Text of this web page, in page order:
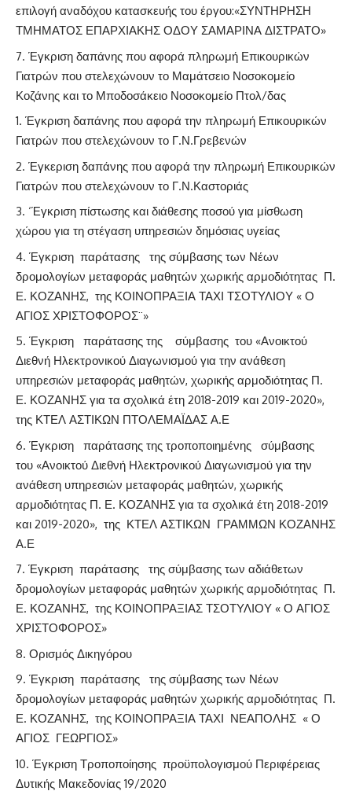
επιλογή αναδόχου κατασκευής του έργου:«ΣΥΝΤΗΡΗΣΗ
ΤΜΗΜΑΤΟΣ ΕΠΑΡΧΙΑΚΗΣ ΟΔΟΥ ΣΑΜΑΡΙΝΑ ΔΙΣΤΡΑΤΟ»
Έγκριση δαπάνης που αφορά πληρωμή Επικουρικών
Γιατρών που στελεχώνουν το Μαμάτσειο Νοσοκομείο
Κοζάνης και το Μποδοσάκειο Νοσοκομείο Πτολ/δας
Έγκριση δαπάνης που αφορά την πληρωμή Επικουρικών
Γιατρών που στελεχώνουν το Γ.Ν.Γρεβενών
Έγκεριση δαπάνης που αφορά την πληρωμή Επικουρικών
Γιατρών που στελεχώνουν το Γ.Ν.Καστοριάς
‘Έγκριση πίστωσης και διάθεσης ποσού για μίσθωση
χώρου για τη στέγαση υπηρεσιών δημόσιας υγείας
Έγκριση παράτασης της σύμβασης των Νέων
δρομολογίων μεταφοράς μαθητών χωρικής αρμοδιότητας Π.
Ε. ΚΟΖΑΝΗΣ, της ΚΟΙΝΟΠΡΑΞΙΑ ΤΑΧΙ ΤΣΟΤΥΛΙΟΥ « Ο
ΑΓΙΟΣ ΧΡΙΣΤΟΦΟΡΟΣ¨»
Έγκριση παράτασης της σύμβασης του «Ανοικτού
Διεθνή Ηλεκτρονικού Διαγωνισμού για την ανάθεση
υπηρεσιών μεταφοράς μαθητών, χωρικής αρμοδιότητας Π.
Ε. ΚΟΖΑΝΗΣ για τα σχολικά έτη 2018-2019 και 2019-2020»,
της ΚΤΕΛ ΑΣΤΙΚΩΝ ΠΤΟΛΕΜΑΪΔΑΣ Α.Ε
Έγκριση παράτασης της τροποποιημένης σύμβασης
του «Ανοικτού Διεθνή Ηλεκτρονικού Διαγωνισμού για την
ανάθεση υπηρεσιών μεταφοράς μαθητών, χωρικής
αρμοδιότητας Π. Ε. ΚΟΖΑΝΗΣ για τα σχολικά έτη 2018-2019
και 2019-2020», της ΚΤΕΛ ΑΣΤΙΚΩΝ ΓΡΑΜΜΩΝ ΚΟΖΑΝΗΣ
Α.Ε
Έγκριση παράτασης της σύμβασης των αδιάθετων
δρομολογίων μεταφοράς μαθητών χωρικής αρμοδιότητας Π.
Ε. ΚΟΖΑΝΗΣ, της ΚΟΙΝΟΠΡΑΞΙΑΣ ΤΣΟΤΥΛΙΟΥ « Ο ΑΓΙΟΣ
ΧΡΙΣΤΟΦΟΡΟΣ»
Ορισμός Δικηγόρου
Έγκριση παράτασης της σύμβασης των Νέων
δρομολογίων μεταφοράς μαθητών χωρικής αρμοδιότητας Π.
Ε. ΚΟΖΑΝΗΣ, της ΚΟΙΝΟΠΡΑΞΙΑ ΤΑΧΙ ΝΕΑΠΟΛΗΣ « Ο
ΑΓΙΟΣ ΓΕΩΡΓΙΟΣ»
Έγκριση Τροποποίησης προϋπολογισμού Περιφέρειας
Δυτικής Μακεδονίας 19/2020